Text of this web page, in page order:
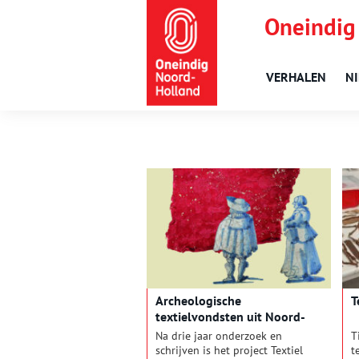
VERHALEN
Archeologische
textielvondsten uit Noord-
Holland
Na drie jaar onderzoek en
schrijven is het project Textiel